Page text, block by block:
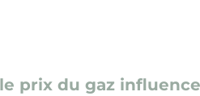
prix du gaz